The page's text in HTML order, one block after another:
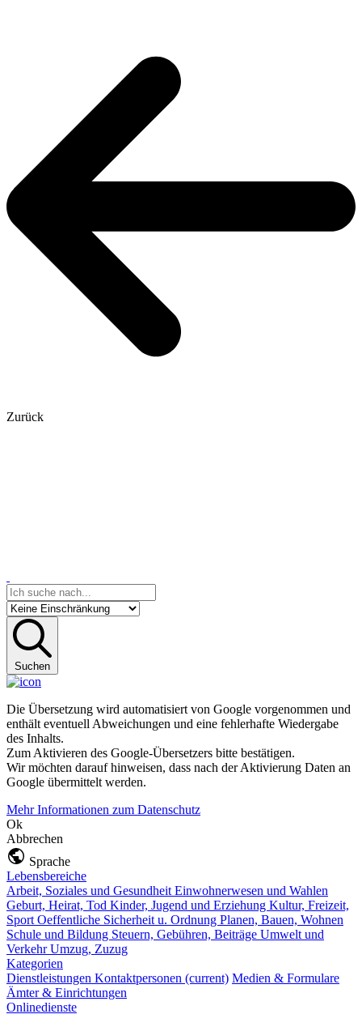
Zurück
Suchen
Die Übersetzung wird automatisiert von Google vorgenommen und
enthält eventuell Abweichungen und eine fehlerhafte Wiedergabe
des Inhalts.
Zum Aktivieren des Google-Übersetzers bitte bestätigen.
Wir möchten darauf hinweisen, dass nach der Aktivierung Daten an
Google übermittelt werden.
Mehr Informationen zum Datenschutz
Ok
Abbrechen
Sprache
Lebensbereiche
Arbeit, Soziales und Gesundheit Einwohnerwesen und Wahlen
Geburt, Heirat, Tod Kinder, Jugend und Erziehung Kultur, Freizeit,
Sport Oeffentliche Sicherheit u. Ordnung Planen, Bauen, Wohnen
Schule und Bildung Steuern, Gebühren, Beiträge Umwelt und
VerkehrUmzug, Zuzug
Kategorien
Dienstleistungen Kontaktpersonen (current) Medien & Formulare
Ämter & Einrichtungen
Onlinedienste